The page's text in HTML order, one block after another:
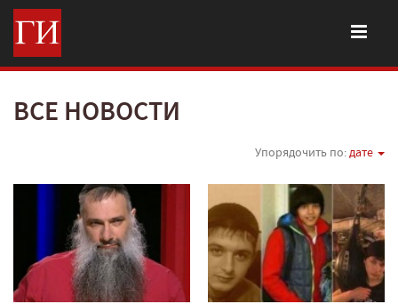
ВСЕ НОВОСТИ
Упорядочить по:дате